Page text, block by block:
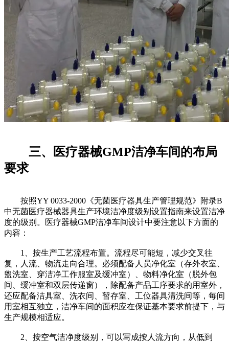
三、医疗器械GMP洁净车间的布局
要求
按照YY 0033-2000《无菌医疗器具生产管理规范》附录B
中无菌医疗器械器具生产环境洁净度级别设置指南来设置洁净
度的级别。医疗器械GMP洁净车间设计中要注意以下方面的
内容：
1、按生产工艺流程布置。流程尽可能短，减少交叉往
复，人流、物流走向合理。必须配备人员净化室（存外衣室、
盥洗室、穿洁净工作服室及缓冲室）、物料净化室（脱外包
间、缓冲室和双层传递窗），除配备产品工序要求的用室外，
还应配备洁具室、洗衣间、暂存室、工位器具清洗间等，每间
用室相互独立，洁净车间的面积应在保证基本要求前提下，与
生产规模相适应。
2、按空气洁净度级别，可以写成按人流方向，从低到